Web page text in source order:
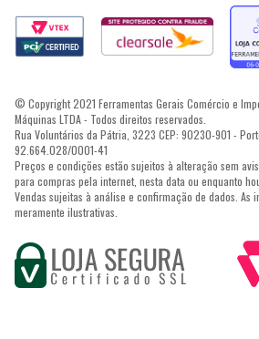
© Copyright 2021 Ferramentas Gerais Comércio e
Máquinas LTDA - Todos direitos reservados.
Rua Voluntários da Pátria, 3223 CEP: 90230-901 -
92.664.028/0001-41
Preços e condições estão sujeitos à alteração sem
para compras pela internet, nesta data ou enquanto
Vendas sujeitas à análise e confirmação de dados. As
meramente ilustrativas.